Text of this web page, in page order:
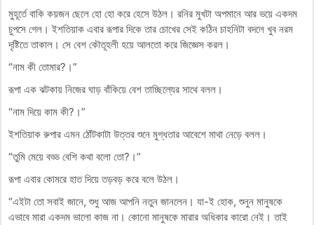
মুহূর্তে বাকি কয়জন ছেলে হো হো করে হেসে উঠল। রনির মুখটা অপমানে আর ভয়ে একদম
চুপসে গেল। ইশতিয়াক এবার রূপার দিকে তার চোখের সেই কঠিন চাহনিটা বদলে খুব নরম
দৃষ্টিতে তাকাল। সে বেশ কৌতূহলী হয়ে আলতো করে জিজ্ঞেস করল।
“নাম কী তোমার?।”
রূপা এক ঝটকায় নিজের ঘাড় বাঁকিয়ে বেশ তাচ্ছিল্যের সাথে বলল।
“নাম দিয়ে কাম কী?।”
ইশতিয়াক রুপার এমন ঠোঁটকাটা উত্তর শুনে মুগ্ধতার আবেশে মাথা নেড়ে বলল।
“তুমি মেয়ে বড্ড বেশি কথা বলো তো?।”
রূপা এবার কোমরে হাত দিয়ে তড়বড় করে বলে উঠল।
“এইটা তো সবাই জানে, শুধু আজ আপনি নতুন জানলেন। যা-ই হোক, শুনুন মানুষকে
এভাবে মারা একদম ভালো কাজ না। কোনো মানুষকে মারার অধিকার কারো নেই। তাই